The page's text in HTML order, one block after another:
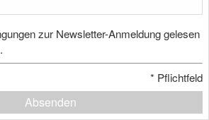
zur Newsletter-Anmeldung gelesen
* Pflichtfeld
Absenden